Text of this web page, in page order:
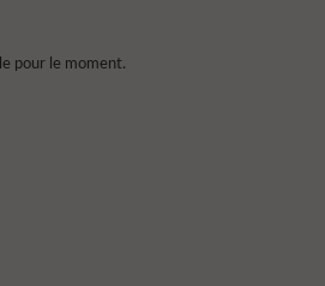
pour le moment.